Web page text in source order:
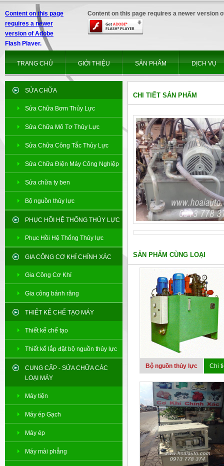
Content on this page
requires a newer
version of Adobe
Flash Player.
Content on this page requires a newer version
TRANG CHỦ GIỚI THIỆU SẢN PHẨM DỊCH VỤ
SỬA CHỮA
Sửa Chữa Bơm Thủy Lực
Sửa Chữa Mô Tơ Thủy Lực
Sửa Chữa Công Tắc Thủy Lực
Sửa Chữa Điện Máy Công Nghiệp
Sửa chữa ty ben
Bộ nguồn thủy lực
PHỤC HỒI HỆ THỐNG THỦY LỰC
Phục Hồi Hệ Thống Thủy lực
GIA CÔNG CƠ KHÍ CHÍNH XÁC
Gia Công Cơ Khí
Gia công bánh răng
THIẾT KẾ CHẾ TẠO MÁY
Thiết kế chế tạo
Thiết kế lắp đặt bộ nguồn thủy lực
CUNG CẤP - SỬA CHỮA CÁC
LOẠI MÁY
Máy tiện
Máy ép Gạch
Máy ép
Máy mài phẳng
CHI TIẾT SẢN PHẨM
SẢN PHẨM CÙNG LOẠI
Bộ nguồn thủy lực Chi